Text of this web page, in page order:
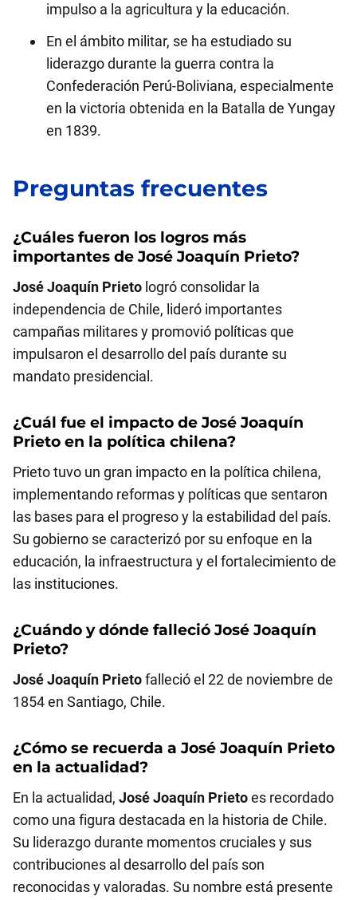
impulso a la agricultura y la educación.
En el ámbito militar, se ha estudiado su
liderazgo durante la guerra contra la
Confederación Perú-Boliviana, especialmente
en la victoria obtenida en la Batalla de Yungay
en 1839.
Preguntas frecuentes
¿Cuáles fueron los logros más
importantes deJosé Joaquín Prieto?
José Joaquín Prieto logró consolidar la
independencia de Chile, lideró importantes
campañas militares y promovió políticas que
impulsaron el desarrollo del país durante su
mandato presidencial.
¿Cuál fue el impacto deJosé Joaquín
Prieto en la política chilena?
Prieto tuvo un gran impacto en la política chilena,
implementando reformas y políticas que sentaron
las bases para el progreso y la estabilidad del país.
Su gobierno se caracterizó por su enfoque en la
educación, la infraestructura y el fortalecimiento de
las instituciones.
¿Cuándo y dónde fallecióJosé Joaquín
Prieto?
José Joaquín Prietofalleció el 22 de noviembre de
1854 en Santiago, Chile.
¿Cómo se recuerda aJosé Joaquín Prieto
en la actualidad?
En la actualidad, José Joaquín Prietoes recordado
como una figura destacada en la historia de Chile.
Su liderazgo durante momentos cruciales y sus
contribuciones al desarrollo del país son
reconocidas y valoradas. Su nombre está presente